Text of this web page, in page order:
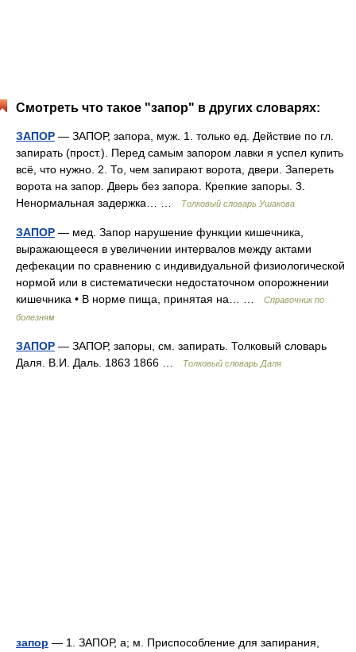
Смотреть что такое "запор" в других словарях:
ЗАПОР — ЗАПОР, запора, муж. 1. только ед. Действие по гл.
запирать (прост.). Перед самым запором лавки я успел купить
всё, что нужно. 2. То, чем запирают ворота, двери. Запереть
ворота на запор. Дверь без запора. Крепкие запоры. 3.
Ненормальная задержка… …
Толковый словарь Ушакова
ЗАПОР — мед. Запор нарушение функции кишечника,
выражающееся в увеличении интервалов между актами
дефекации по сравнению с индивидуальной физиологической
нормой или в систематически недостаточном опорожнении
кишечника • В норме пища, принятая на… …
Справочник по
болезням
ЗАПОР — ЗАПОР, запоры, см. запирать. Толковый словарь
Даля. В.И. Даль. 1863 1866 …
Толковый словарь Даля
запор — 1. ЗАПОР, а; м. Приспособление для запирания,